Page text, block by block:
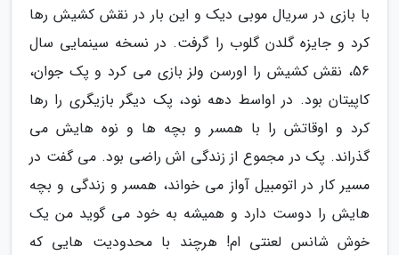
با بازی در سریال موبی دیک و این بار در نقش کشیش رها
کرد و جایزه گلدن گلوب را گرفت. در نسخه سینمایی سال
56، نقش کشیش را اورسن ولز بازی می کرد و پک جوان،
کاپیتان بود. در اواسط دهه نود، پک دیگر بازیگری را رها
کرد و اوقاتش را با همسر و بچه ها و نوه هایش می
گذراند. پک در مجموع از زندگی اش راضی بود. می گفت در
مسیر کار در اتومبیل آواز می خواند، همسر و زندگی و بچه
هایش را دوست دارد و همیشه به خود می گوید من یک
خوش شانس لعنتی ام! هرچند با محدودیت هایی که